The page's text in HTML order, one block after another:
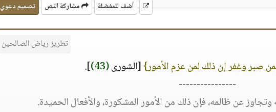
أضف للمفضلة مشاركة النص تصميم دعوي
تطريز رياض الصالحين
صبر وغفر إن ذلك لمن عزم الأمور}[الشورى(43)
].
----------------
عن ظالمه، فإن ذلك من الأمور المشكورة، والأفعال الحميدة.